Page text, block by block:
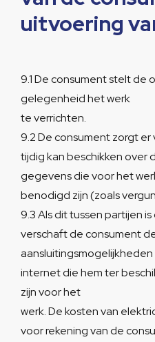
uitvoering
9.1 De consument stelt de
gelegenheid het werk
te verrichten.
9.2 De consument zorgt
tijdig kan beschikken over
gegevens die voor het
benodigd zijn (zoals
9.3 Als dit tussen partijen
verschaft de consument
internet die hem ter
zijn voor het
werk. De kosten van
voor rekening van de